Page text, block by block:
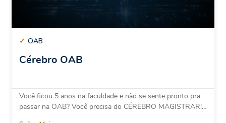
✓ OAB
Cérebro OAB
Você ficou 5 anos na faculdade e não se sente pronto pra
passar na OAB? Você precisa do CÉREBRO MAGISTRAR!…